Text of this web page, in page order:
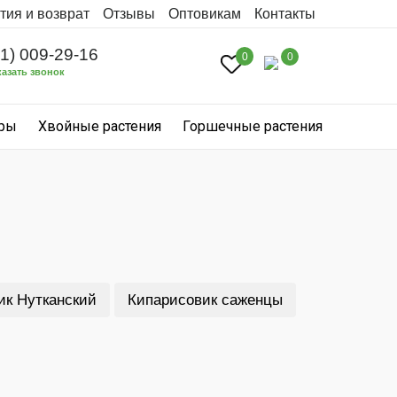
и возврат Отзывы Оптовикам Контакты
009-29-16
звонок
0 0
Хвойные растения Горшечные растения
Нутканский Кипарисовик саженцы